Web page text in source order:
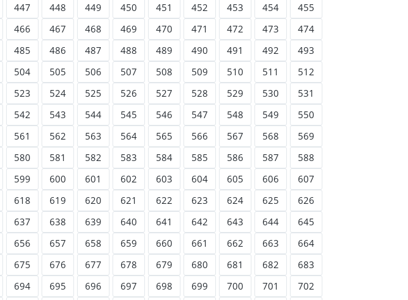
447 448 449 450 451 452 453 454
455
466 467 468 469 470 471 472 473
474
485 486 487 488 489 490 491 492
493
504 505 506 507 508 509 510 511
512
523 524 525 526 527 528 529 530
531
542 543 544 545 546 547 548 549
550
561 562 563 564 565 566 567 568
569
580 581 582 583 584 585 586 587
588
599 600 601 602 603 604 605 606
607
618 619 620 621 622 623 624 625
626
637 638 639 640 641 642 643 644
645
656 657 658 659 660 661 662 663
664
675 676 677 678 679 680 681 682
683
694 695 696 697 698 699 700 701
702